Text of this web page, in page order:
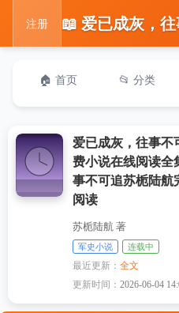
注册
🏠 首页 📂 分类
爱已成灰，往事不
费小说在线阅读全
事不可追苏栀陆航
阅读
苏栀陆航 著
军史小说 连载中
最近更新：全文
更新时间：2026-06-04